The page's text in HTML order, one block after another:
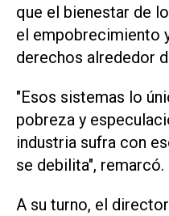
que el bienestar de
el empobrecimiento
derechos alrededor
"Esos sistemas lo
pobreza y
industria sufra con
se debilita", remarcó.
A su turno, el